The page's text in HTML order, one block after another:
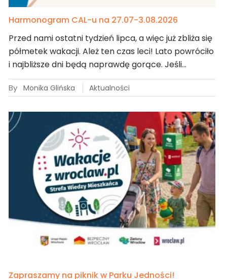
Harmonogram CAL-u na 27.07-3.08.2026
Przed nami ostatni tydzień lipca, a więc już zbliża się
półmetek wakacji. Ależ ten czas leci! Lato powróciło
i najbliższe dni będą naprawdę gorące. Jeśli…
By Monika Glińska Aktualności
Zapraszamy na piknik w Parku Jedności!